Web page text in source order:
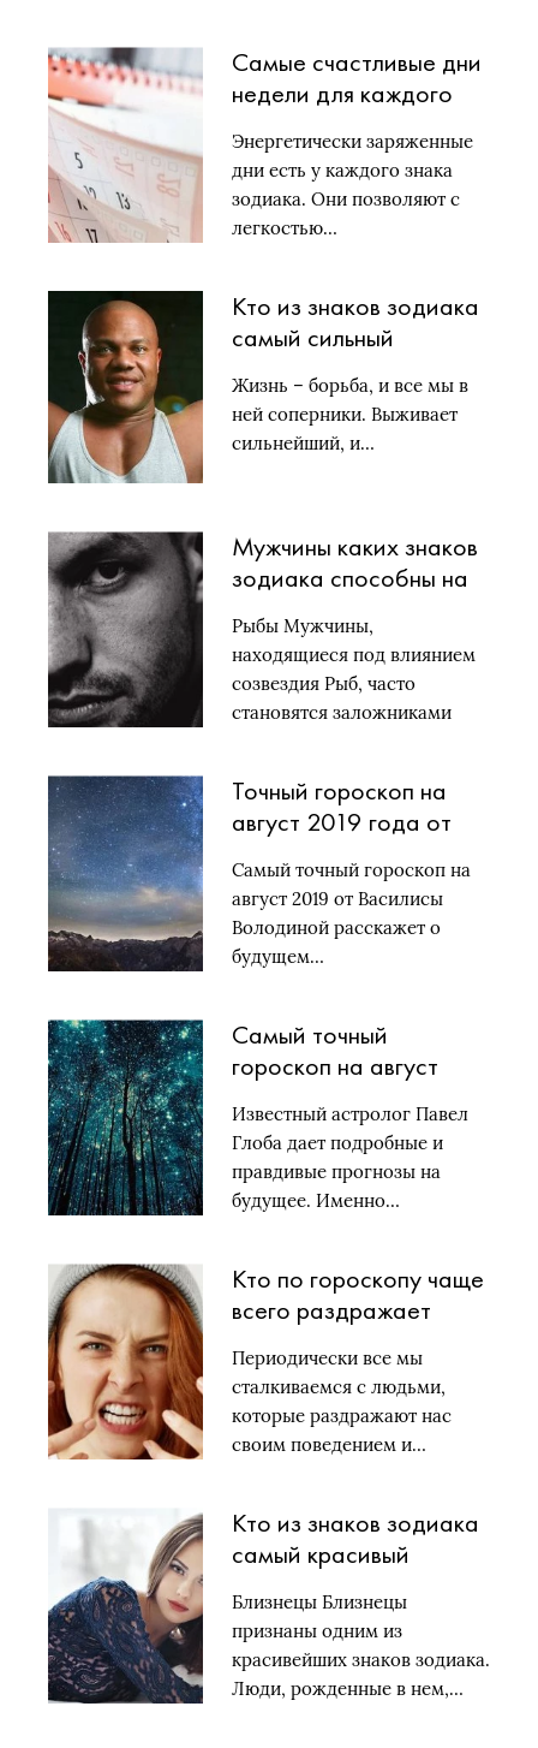
Самые счастливые дни
недели для каждого
календарь
Энергетически заряженные
дни есть у каждого знака
зодиака. Они позволяют с
легкостью…
Кто из знаков зодиака
самый сильный
Жизнь – борьба, и все мы в
ней соперники. Выживает
сильнейший, и…
Мужчины каких знаков
зодиака способны на
безответную любовь
Рыбы Мужчины,
находящиеся под влиянием
созвездия Рыб, часто
становятся заложниками
Точный гороскоп на
август 2019 года от
по знакам зодиака
Самый точный гороскоп на
август 2019 от Василисы
Володиной расскажет о
будущем…
Самый точный
гороскоп на август
Глобы по знакам
зодиака
Известный астролог Павел
Глоба дает подробные и
правдивые прогнозы на
будущее. Именно…
Кто по гороскопу чаще
всего раздражает
Периодически все мы
сталкиваемся с людьми,
которые раздражают нас
своим поведением и…
Кто из знаков зодиака
самый красивый
Близнецы Близнецы
признаны одним из
красивейших знаков зодиака.
Люди, рожденные в нем,…